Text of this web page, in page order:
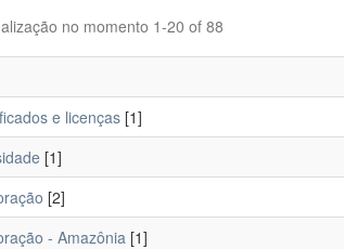
no momento 1-20 of 88
e licenças [1]
[1]
[2]
- Amazônia [1]